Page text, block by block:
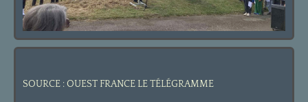
SOURCE : OUEST FRANCE LE TÉLÉGRAMME